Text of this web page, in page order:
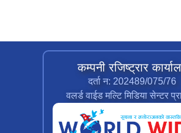
कम्पनी रजिष्ट्रार
दर्ता न: 202489/075/76
वलर्ड वाईड मल्टि मिडिया सेन्टर